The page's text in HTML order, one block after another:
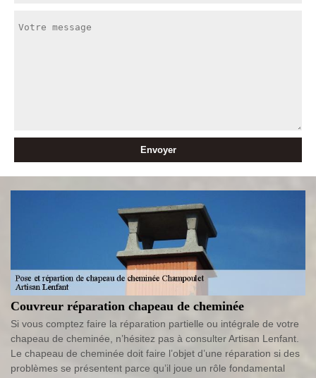
Couvreur réparation chapeau de cheminée
Si vous comptez faire la réparation partielle ou intégrale de votre
chapeau de cheminée, n’hésitez pas à consulter Artisan Lenfant.
Le chapeau de cheminée doit faire l’objet d’une réparation si des
problèmes se présentent parce qu’il joue un rôle fondamental